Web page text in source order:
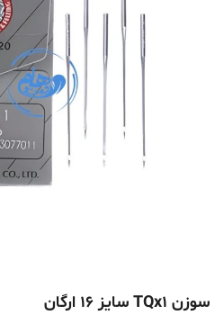
سوزن TQx1 سایز 16 ارگان